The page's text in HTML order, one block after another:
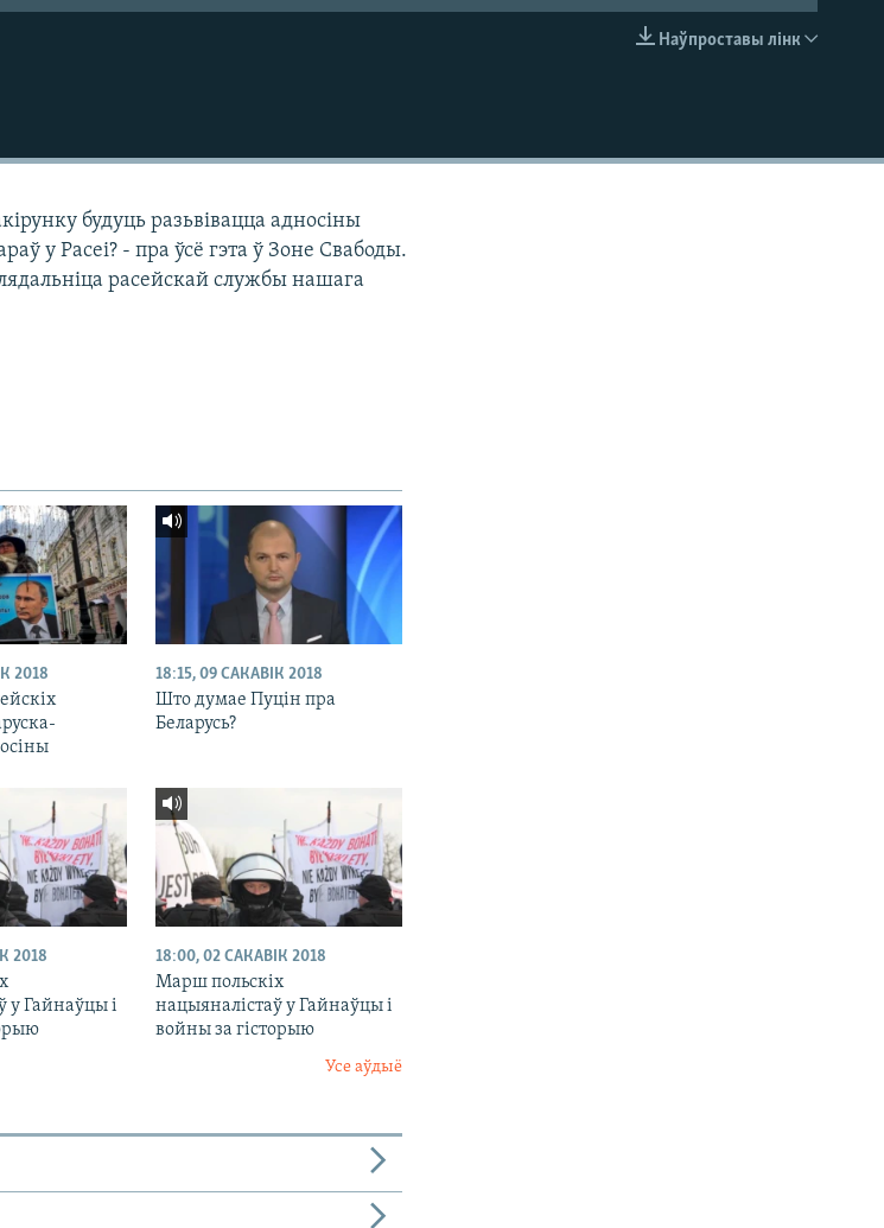
Наўпроставы лінк
будуць разьвівацца адносіны
у Расеі? - пра ўсё гэта ў Зоне Свабоды.
расейскай службы нашага
2018 18:15, 09 САКАВІК 2018
Што думае Пуцін пра
Беларусь?
2018
у Гайнаўцы і
18:00, 02 САКАВІК 2018
Марш польскіх
нацыяналістаў у Гайнаўцы і
войны за гісторыю
Усе аўдыё